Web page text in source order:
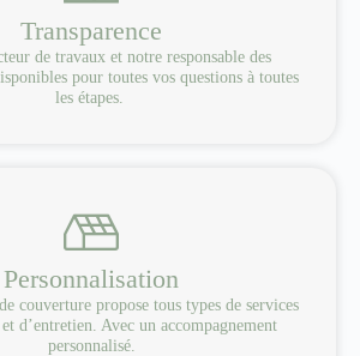
Transparence
de travaux et notre responsable des
pour toutes vos questions à toutes
les étapes.
Personnalisation
couverture propose tous types de services
d’entretien. Avec un accompagnement
personnalisé.